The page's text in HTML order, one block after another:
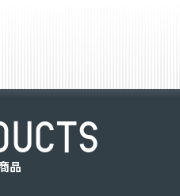
UCTS
品